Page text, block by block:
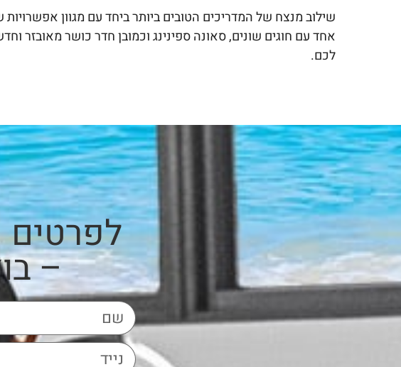
שילוב מנצח של המדריכים הטובים ביותר ביחד עם מגוון
אחד עם חוגים שונים, סאונה ספינינג וכמובן חדר כושר מאובזר
לכם.
לפרטים
–